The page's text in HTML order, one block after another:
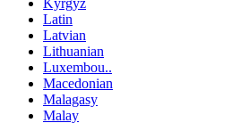
Latin
Latvian
Lithuanian
Luxembou..
Macedonian
Malagasy
Malay